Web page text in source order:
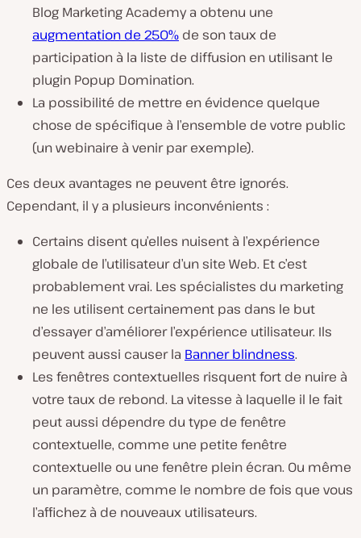
Blog Marketing Academy a obtenu une
augmentation de 250% de son taux de
participation à la liste de diffusion en utilisant le
plugin Popup Domination.
La possibilité de mettre en évidence quelque
chose de spécifique à l’ensemble de votre public
(un webinaire à venir par exemple).
Ces deux avantages ne peuvent être ignorés.
Cependant, il y a plusieurs inconvénients :
Certains disent qu’elles nuisent à l’expérience
globale de l’utilisateur d’un site Web. Et c’est
probablement vrai. Les spécialistes du marketing
ne les utilisent certainement pas dans le but
d’essayer d’améliorer l’expérience utilisateur. Ils
peuvent aussi causer la Banner blindness.
Les fenêtres contextuelles risquent fort de nuire à
votre taux de rebond. La vitesse à laquelle il le fait
peut aussi dépendre du type de fenêtre
contextuelle, comme une petite fenêtre
contextuelle ou une fenêtre plein écran. Ou même
un paramètre, comme le nombre de fois que vous
l’affichez à de nouveaux utilisateurs.